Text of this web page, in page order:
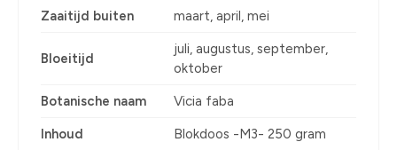
Zaaitijd buiten maart, april, mei
Bloeitijd
juli, augustus, september,
oktober
Botanische naam Vicia faba
Inhoud Blokdoos -M3- 250 gram